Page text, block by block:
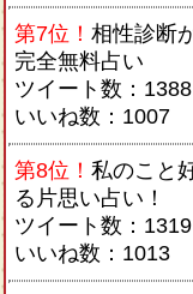
第7位！ 相性診断
完全無料占い
ツイート数：1388
いいね数：1007
第8位！ 私のこと
る片思い占い！
ツイート数：1319
いいね数：1013